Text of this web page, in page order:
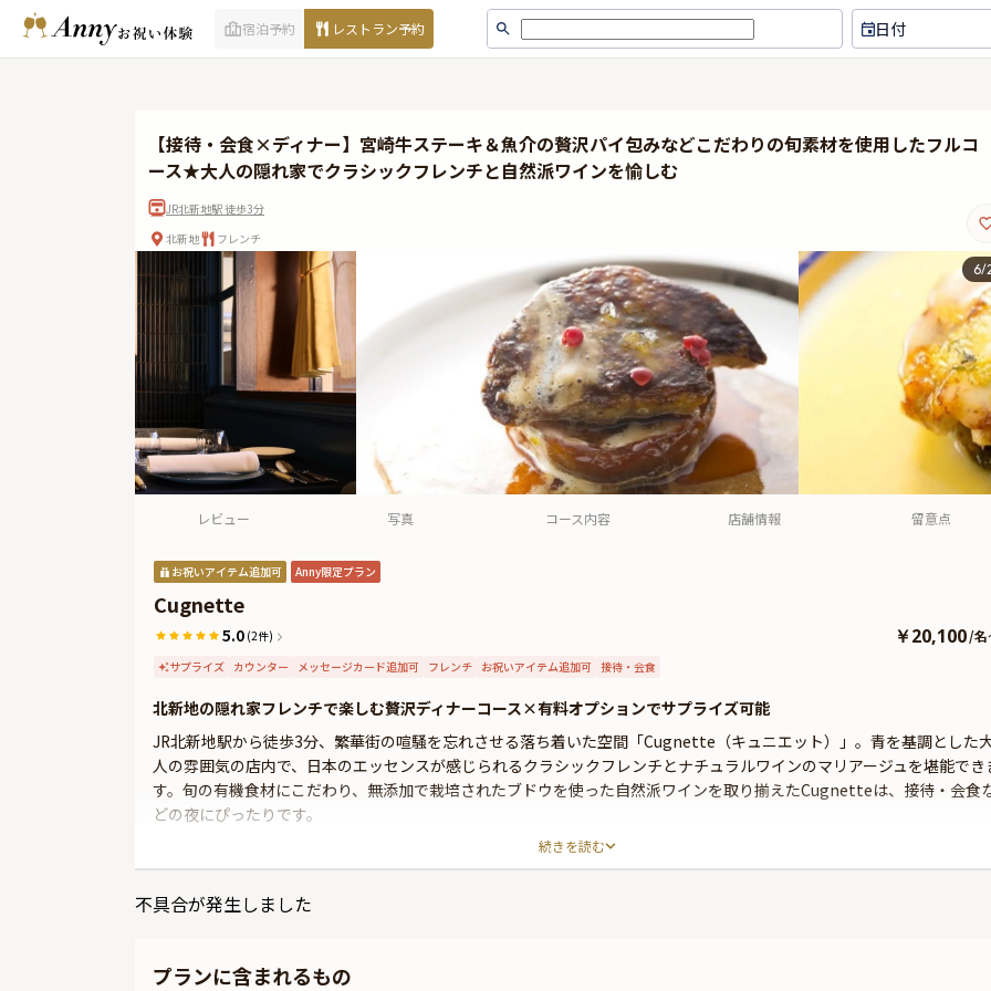
宿泊予約 レストラン予約 日付
【接待・会食×ディナー】宮崎牛ステーキ＆魚介の贅沢パイ包みなどこだわりの旬素材を使用したフルコ
ース★大人の隠れ家でクラシックフレンチと自然派ワインを愉しむ
JR北新地駅 徒歩3分
北新地
フレンチ
6/
レビュー 写真 コース内容 店舗情報 留意点
お祝いアイテム追加可 Anny限定プラン
Cugnette
5.0 (2件) ￥20,100/名
サプライズ カウンター メッセージカード追加可 フレンチ お祝いアイテム追加可 接待・会食
北新地の隠れ家フレンチで楽しむ贅沢ディナーコース×有料オプションでサプライズ可能
JR北新地駅から徒歩3分、繁華街の喧騒を忘れさせる落ち着いた空間「Cugnette（キュニエット）」。青を基調とした
人の雰囲気の店内で、日本のエッセンスが感じられるクラシックフレンチとナチュラルワインのマリアージュを堪能でき
す。旬の有機食材にこだわり、無添加で栽培されたブドウを使った自然派ワインを取り揃えたCugnetteは、接待・会食
どの夜にぴったりです。
テーブル席で思い思いのひとときを過ごすことができます。
などをお付けすることが出来ます。メッセージカードは着席時に、花束やギフトはデザートタイムにご予約主様にお渡し
続きを読む
不具合が発生しました
プランに含まれるもの
おしゃれなお店✨ もちろん、お味
は最高です
お料理とワインとのマリア
が最高で、お腹とココロが